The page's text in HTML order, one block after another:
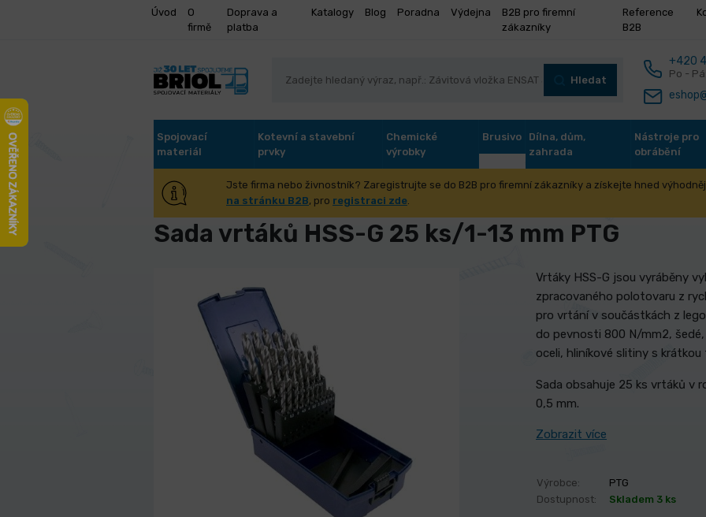
Úvod
O
firmě
Doprava a
platba
Katalogy Blog Poradna Výdejna
B2B pro firemní
zákazníky
Reference
B2B
Hledat
+420
Po -
Spojovací
materiál
Kotevní a stavební
prvky
Chemické
výrobky
Brusivo
Dílna, dům,
zahrada
Nástroje pro
obrábění
Jste firma nebo živnostník? Zaregistrujte se do B2B pro firemní zákazníky a získejte hned
na stránku B2B, pro registraci zde.
Úvod Nástroje pro obrábění Nástroje pro obrábění otvorů
Sada vrtáků HSS-G 25 ks/1-13 mm PTG
Vrtáky HSS-G jsou vyráběny
zpracovaného polotovaru z
pro vrtání v součástkách z
do pevnosti 800 N/mm2,
oceli, hliníkové slitiny s
Sada obsahuje 25 ks vrtáků v
0,5 mm.
Zobrazit více
Výrobce:
PTG
Dostupnost:
Skladem 3 ks